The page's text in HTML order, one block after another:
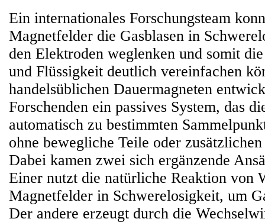
Ein internationales Forschungsteam
Magnetfelder die Gasblasen in
den Elektroden weglenken und somit
und Flüssigkeit deutlich vereinfachen
handelsüblichen Dauermagneten
Forschenden ein passives System, das
automatisch zu bestimmten
ohne bewegliche Teile oder
Dabei kamen zwei sich ergänzende
Einer nutzt die natürliche Reaktion von
Magnetfelder in Schwerelosigkeit, um
Der andere erzeugt durch die